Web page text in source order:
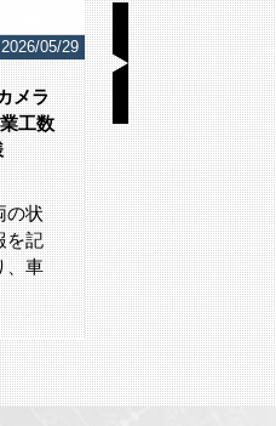
2026/05/19
カメラと
・ケイで
析シス…
こんにちは
AI画像認識
す。 今回